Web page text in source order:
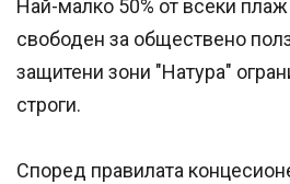
Най-малко 50% от всеки
свободен за обществено
защитени зони "Натура"
строги.
Според правилата